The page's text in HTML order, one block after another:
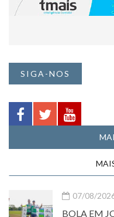
SIGA-NOS
07/08/
BOLA EM